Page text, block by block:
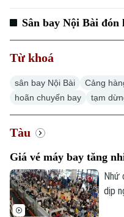
Sân bay Nội Bài
Từ khoá
sân bay Nội Bài
Cảng
hoãn chuyến bay
tạm
Tàu
Giá vé máy bay tăng
Nhứ
dịp